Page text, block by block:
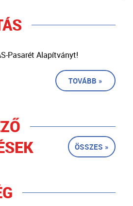
Pasarét Alapítványt!
TOVÁBB »
ÖSSZES »